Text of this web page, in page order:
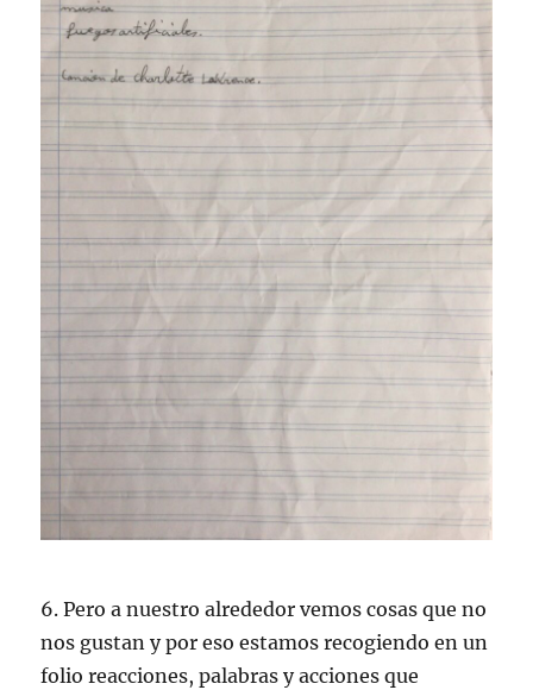
6. Pero a nuestro alrededor vemos cosas que no
nos gustan y por eso estamos recogiendo en un
folio reacciones, palabras y acciones que